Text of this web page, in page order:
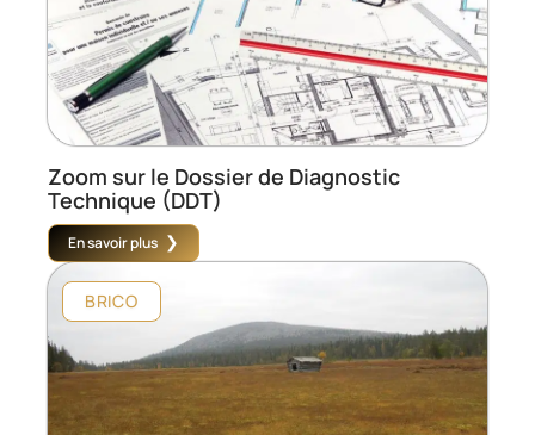
Zoom sur le Dossier de Diagnostic
Technique (DDT)
En savoir plus
BRICO